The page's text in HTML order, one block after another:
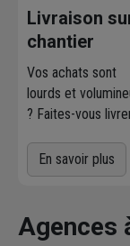
Livraison
chantier
Vos achats sont
lourds et
? Faites-vous
voulez! L'agence
Chausson qui
vous contacte
fixer le meilleur
En savoir plus
Agences